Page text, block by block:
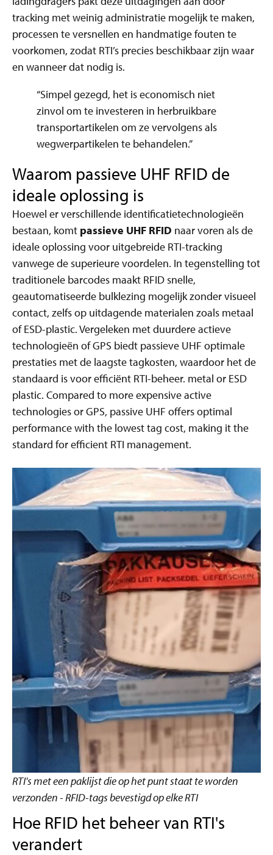
tracking met weinig administratie mogelijk te maken,
processen te versnellen en handmatige fouten te
voorkomen, zodat RTI’s precies beschikbaar zijn waar
en wanneer dat nodig is.
“Simpel gezegd, het is economisch niet
zinvol om te investeren in herbruikbare
transportartikelen om ze vervolgens als
wegwerpartikelen te behandelen.”
Waarom passieve UHF RFID de
ideale oplossing is
Hoewel er verschillende identificatietechnologieën
bestaan, komt passieve UHF RFID naar voren als de
ideale oplossing voor uitgebreide RTI-tracking
vanwege de superieure voordelen. In tegenstelling tot
traditionele barcodes maakt RFID snelle,
geautomatiseerde bulklezing mogelijk zonder visueel
contact, zelfs op uitdagende materialen zoals metaal
of ESD-plastic. Vergeleken met duurdere actieve
technologieën of GPS biedt passieve UHF optimale
prestaties met de laagste tagkosten, waardoor het de
standaard is voor efficiënt RTI-beheer. metal or ESD
plastic. Compared to more expensive active
technologies or GPS, passive UHF offers optimal
performance with the lowest tag cost, making it the
standard for efficient RTI management.
RTI's met een paklijst die op het punt staat te worden
verzonden - RFID-tags bevestigd op elke RTI
Hoe RFID het beheer van RTI's
verandert